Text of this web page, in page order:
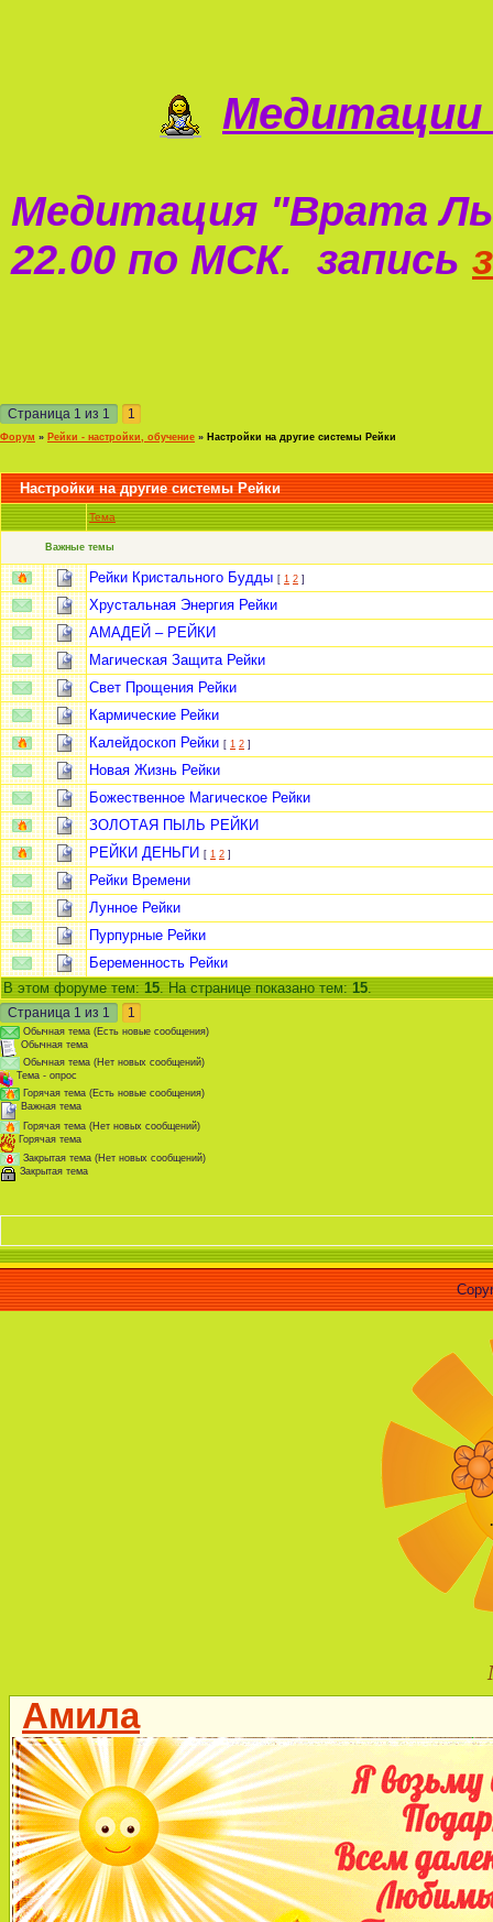
Медитации
Медитация "Врата
22.00 по МСК. запись
Страница 1 из 1 1
Форум » Рейки - настройки, обучение » Настройки на другие системы Рейки
Настройки на другие системы Рейки
Тема
Важные темы
Рейки Кристального Будды [ 1 2 ]
Хрустальная Энергия Рейки
АМАДЕЙ – РЕЙКИ
Магическая Защита Рейки
Свет Прощения Рейки
Кармические Рейки
Калейдоскоп Рейки [ 1 2 ]
Новая Жизнь Рейки
Божественное Магическое Рейки
ЗОЛОТАЯ ПЫЛЬ РЕЙКИ
РЕЙКИ ДЕНЬГИ [ 1 2 ]
Рейки Времени
Лунное Рейки
Пурпурные Рейки
Беременность Рейки
В этом форуме тем: 15. На странице показано тем: 15.
Страница 1 из 1 1
Обычная тема (Есть новые сообщения)
Обычная тема
Обычная тема (Нет новых сообщений)
Тема - опрос
Горячая тема (Есть новые сообщения)
Важная тема
Горячая тема (Нет новых сообщений)
Горячая тема
Закрытая тема (Нет новых сообщений)
Закрытая тема